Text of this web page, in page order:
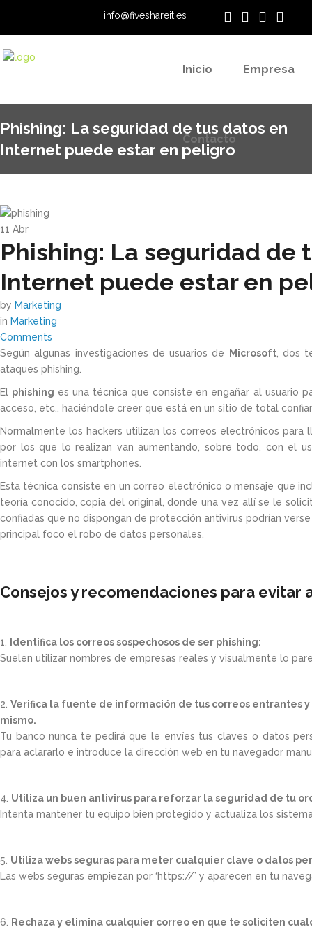
info@fiveshareit.es
Inicio Empresa
Contacto
Contacto
Phishing: La seguridad de tus datos en
Internet puede estar en peligro
11 Abr
Phishing: La seguridad de
Internet puede estar en
by Marketing
in Marketing
Comments
Según algunas investigaciones de usuarios de
Microsoft, dos
ataques phishing.
El phishing es una técnica que consiste en engañar al usuario
acceso, etc., haciéndole creer que está en un sitio de total
Normalmente los hackers utilizan los correos electrónicos
por los que lo realizan van aumentando, sobre todo, con el
internet con los smartphones.
Esta técnica consiste en un correo electrónico o mensaje que
teoría conocido, copia del original, donde una vez allí se le
confiadas que no dispongan de protección antivirus podrían
principal foco el robo de datos personales.
Consejos y recomendaciones para evitar
Identifica los correos sospechosos de ser phishing:
Suelen utilizar nombres de empresas reales y visualmente lo
Verifica la fuente de información de tus correos entrantes
mismo.
Tu banco nunca te pedirá que le envíes tus claves o datos
para aclararlo e introduce la dirección web en tu navegador
Utiliza un buen antivirus para reforzar la seguridad de tu
Intenta mantener tu equipo bien protegido y actualiza los
Utiliza webs seguras para meter cualquier clave o datos
Las webs seguras empiezan por ‘https://’ y aparecen en tu
Rechaza y elimina cualquier correo en que te soliciten